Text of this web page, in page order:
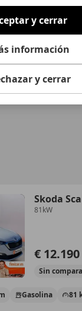
Skoda
81kW
€ 12.190
Sin
Gasolina 81
y cerrar
información
y cerrar